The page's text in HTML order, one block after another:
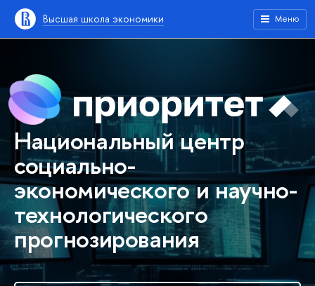
Высшая школа экономики Меню
Национальный центр
социально-
экономического и научно-
технологического
прогнозирования